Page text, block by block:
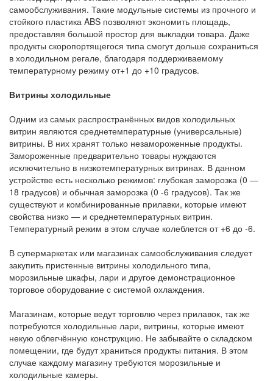
самообслуживания. Такие модульные системы из прочного и
стойкого пластика ABS позволяют экономить площадь,
предоставляя большой простор для выкладки товара. Даже
продукты скоропортящегося типа смогут дольше сохраниться
в холодильном регале, благодаря поддерживаемому
температурному режиму от+1 до +10 градусов.
Витрины холодильные
Одним из самых распространённых видов холодильных
витрин являются среднетемпературные (универсальные)
витрины. В них хранят только незамороженные продукты.
Замороженные предварительно товары нуждаются
исключительно в низкотемпературных витринах. В данном
устройстве есть несколько режимов: глубокая заморозка (0 —
18 градусов) и обычная заморозка (0 -6 градусов). Так же
существуют и комбинированные прилавки, которые имеют
свойства низко — и среднетемпературных витрин.
Температурный режим в этом случае колеблется от +6 до -6.
В супермаркетах или магазинах самообслуживания следует
закупить пристенные витрины холодильного типа,
морозильные шкафы, лари и другое демонстрационное
торговое оборудование с системой охлаждения.
Магазинам, которые ведут торговлю через прилавок, так же
потребуются холодильные лари, витрины, которые имеют
некую облегчённую конструкцию. Не забывайте о складском
помещении, где будут храниться продукты питания. В этом
случае каждому магазину требуются морозильные и
холодильные камеры.